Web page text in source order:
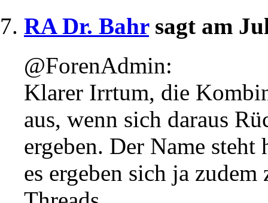
RA Dr. Bahrsagt am
@ForenAdmin:
Klarer Irrtum, die
aus, wenn sich daraus
ergeben. Der Name
es ergeben sich ja